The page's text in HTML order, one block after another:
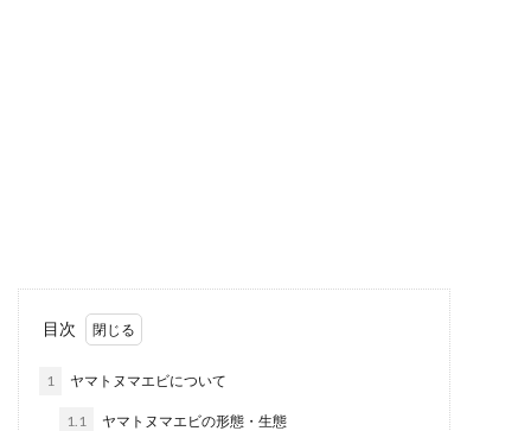
目次
1 ヤマトヌマエビについて
1.1 ヤマトヌマエビの形態・生態